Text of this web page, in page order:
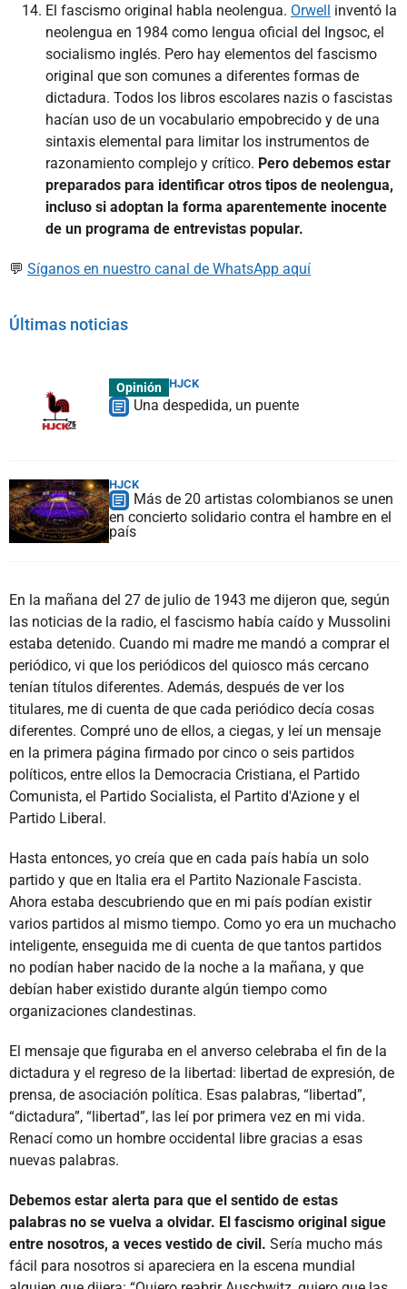
El fascismo original habla neolengua. Orwell inventó la
neolengua en 1984 como lengua oficial del Ingsoc, el
socialismo inglés. Pero hay elementos del fascismo
original que son comunes a diferentes formas de
dictadura. Todos los libros escolares nazis o fascistas
hacían uso de un vocabulario empobrecido y de una
sintaxis elemental para limitar los instrumentos de
razonamiento complejo y crítico. Pero debemos estar
preparados para identificar otros tipos de neolengua,
incluso si adoptan la forma aparentemente inocente
de un programa de entrevistas popular.
💬 Síganos en nuestro canal de WhatsApp aquí
Últimas noticias
Opinión HJCK
Una despedida, un puente
HJCK
Más de 20 artistas colombianos se unen
en concierto solidario contra el hambre en el
país
En la mañana del 27 de julio de 1943 me dijeron que, según
las noticias de la radio, el fascismo había caído y Mussolini
estaba detenido. Cuando mi madre me mandó a comprar el
periódico, vi que los periódicos del quiosco más cercano
tenían títulos diferentes. Además, después de ver los
titulares, me di cuenta de que cada periódico decía cosas
diferentes. Compré uno de ellos, a ciegas, y leí un mensaje
en la primera página firmado por cinco o seis partidos
políticos, entre ellos la Democracia Cristiana, el Partido
Comunista, el Partido Socialista, el Partito d'Azione y el
Partido Liberal.
Hasta entonces, yo creía que en cada país había un solo
partido y que en Italia era el Partito Nazionale Fascista.
Ahora estaba descubriendo que en mi país podían existir
varios partidos al mismo tiempo. Como yo era un muchacho
inteligente, enseguida me di cuenta de que tantos partidos
no podían haber nacido de la noche a la mañana, y que
debían haber existido durante algún tiempo como
organizaciones clandestinas.
El mensaje que figuraba en el anverso celebraba el fin de la
dictadura y el regreso de la libertad: libertad de expresión, de
prensa, de asociación política. Esas palabras, “libertad”,
“dictadura”, “libertad”, las leí por primera vez en mi vida.
Renací como un hombre occidental libre gracias a esas
nuevas palabras.
Debemos estar alerta para que el sentido de estas
palabras no se vuelva a olvidar. El fascismo original sigue
entre nosotros, a veces vestido de civil. Sería mucho más
fácil para nosotros si apareciera en la escena mundial